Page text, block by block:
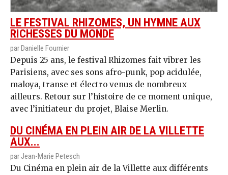
LE FESTIVAL RHIZOMES, UN HYMNE AUX
RICHESSES DU MONDE
par Danielle Fournier
Depuis 25 ans, le festival Rhizomes fait vibrer les
Parisiens, avec ses sons afro-punk, pop acidulée,
maloya, transe et électro venus de nombreux
ailleurs. Retour sur l’histoire de ce moment unique,
avec l’initiateur du projet, Blaise Merlin.
DU CINÉMA EN PLEIN AIR DE LA VILLETTE
AUX...
par Jean-Marie Petesch
Du Cinéma en plein air de la Villette aux différents